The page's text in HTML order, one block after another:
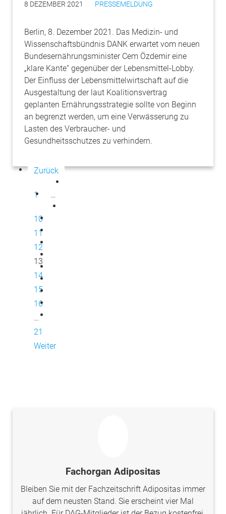
8 DEZEMBER 2021 PRESSEMELDUNG
Berlin, 8. Dezember 2021. Das Medizin- und
Wissenschaftsbündnis DANK erwartet vom neuen
Bundesernährungsminister Cem Özdemir eine
„klare Kante“ gegenüber der Lebensmittel-Lobby.
Der Einfluss der Lebensmittelwirtschaft auf die
Ausgestaltung der laut Koalitionsvertrag
geplanten Ernährungsstrategie sollte von Beginn
an begrenzt werden, um eine Verwässerung zu
Lasten des Verbraucher- und
Gesundheitsschutzes zu verhindern.
Zurück
1 …
10
11
12
13
14
15
16
…
21
Weiter
Fachorgan Adipositas
Bleiben Sie mit der Fachzeitschrift Adipositas immer
auf dem neusten Stand. Sie erscheint vier Mal